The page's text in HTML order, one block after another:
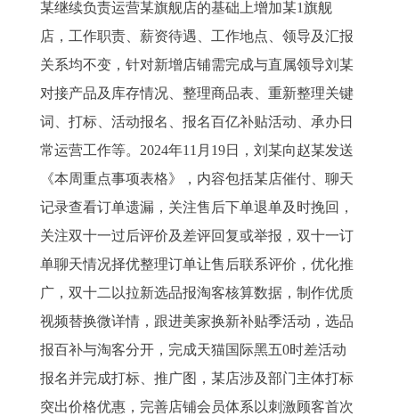
某继续负责运营某旗舰店的基础上增加某1旗舰
店，工作职责、薪资待遇、工作地点、领导及汇报
关系均不变，针对新增店铺需完成与直属领导刘某
对接产品及库存情况、整理商品表、重新整理关键
词、打标、活动报名、报名百亿补贴活动、承办日
常运营工作等。2024年11月19日，刘某向赵某发送
《本周重点事项表格》，内容包括某店催付、聊天
记录查看订单遗漏，关注售后下单退单及时挽回，
关注双十一过后评价及差评回复或举报，双十一订
单聊天情况择优整理订单让售后联系评价，优化推
广，双十二以拉新选品报淘客核算数据，制作优质
视频替换微详情，跟进美家换新补贴季活动，选品
报百补与淘客分开，完成天猫国际黑五0时差活动
报名并完成打标、推广图，某店涉及部门主体打标
突出价格优惠，完善店铺会员体系以刺激顾客首次